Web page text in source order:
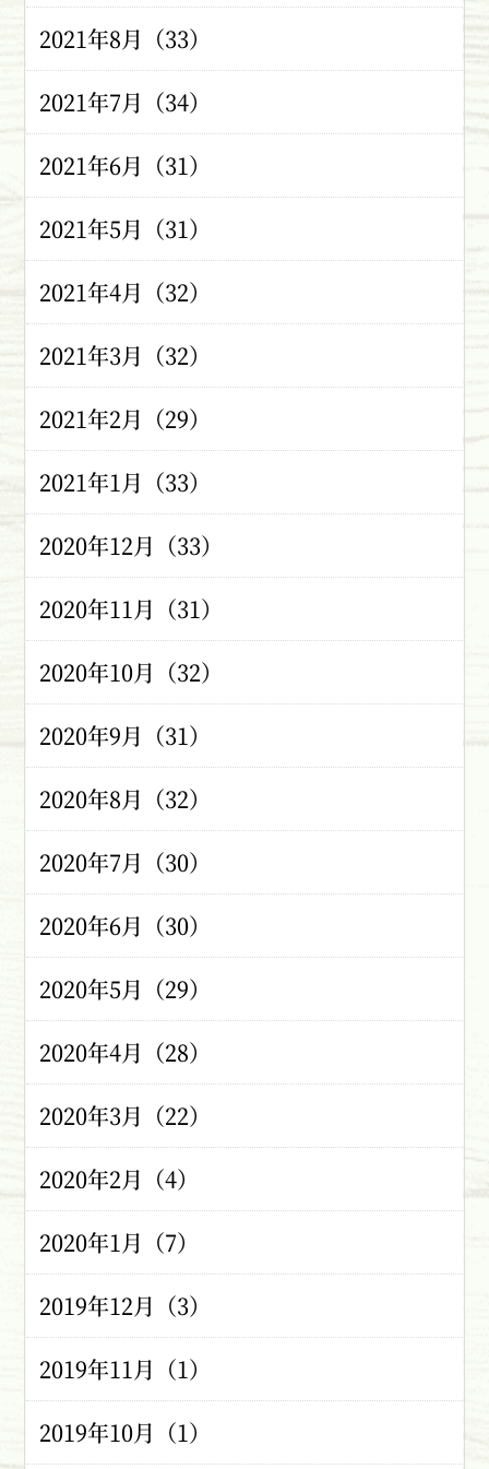
2021年8月（33）
2021年7月（34）
2021年6月（31）
2021年5月（31）
2021年4月（32）
2021年3月（32）
2021年2月（29）
2021年1月（33）
2020年12月（33）
2020年11月（31）
2020年10月（32）
2020年9月（31）
2020年8月（32）
2020年7月（30）
2020年6月（30）
2020年5月（29）
2020年4月（28）
2020年3月（22）
2020年2月（4）
2020年1月（7）
2019年12月（3）
2019年11月（1）
2019年10月（1）